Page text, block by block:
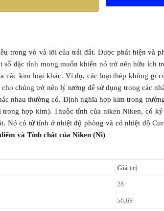
trong vỏ và lõi của trái đất. Được phát hiện và
đặc tính mong muốn khiến nó trở nên hữu ích
các kim loại khác. Ví dụ, các loại thép không gỉ
chúng trở nên lý tưởng để sử dụng trong các
nhau thường có. Định nghĩa hợp kim trong
hợp kim). Thuộc tính của niken Niken, có
Nó có từ tính ở nhiệt độ phòng và có nhiệt độ
và Tính chất của Niken (Ni)
Giá trị
28
58,69